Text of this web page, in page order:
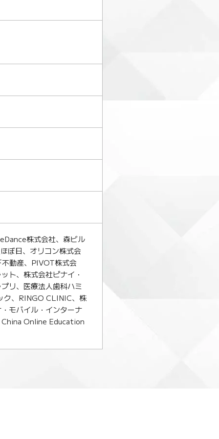
株式会社、森ビル
ぼ日、オリコン株式会
動産、PIVOT株式会
ト、株式会社ピナイ・
リ、医療法人歯科ハミ
ク、RINGO CLINIC、株
モバイル・インターナ
China Online Education